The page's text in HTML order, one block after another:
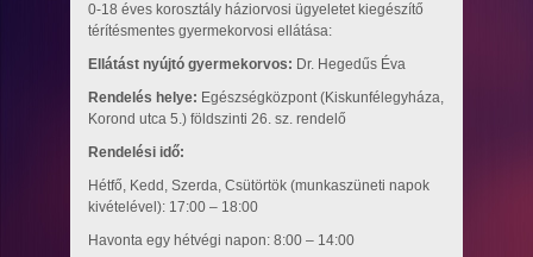
0-18 éves korosztály háziorvosi ügyeletet kiegészítő
térítésmentes gyermekorvosi ellátása:
Ellátást nyújtó gyermekorvos: Dr. Hegedűs Éva
Rendelés helye: Egészségközpont (Kiskunfélegyháza,
Korond utca 5.) földszinti 26. sz. rendelő
Rendelési idő:
Hétfő, Kedd, Szerda, Csütörtök (munkaszüneti napok
kivételével): 17:00 – 18:00
Havonta egy hétvégi napon: 8:00 – 14:00